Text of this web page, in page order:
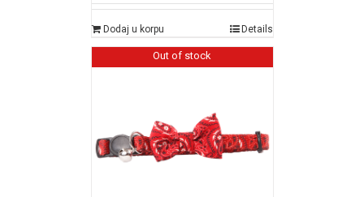
Dodaj u korpu Details
Out of stock